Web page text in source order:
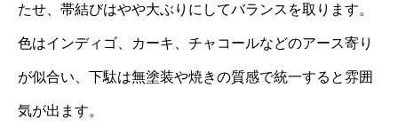
たせ、帯結びはやや大ぶりにしてバランスを取ります。
色はインディゴ、カーキ、チャコールなどのアース寄り
が似合い、下駄は無塗装や焼きの質感で統一すると雰囲
気が出ます。